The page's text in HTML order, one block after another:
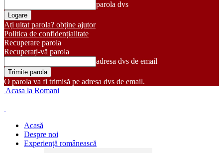
parola dvs
Ați uitat parola? obține ajutor
Politica de confidențialitate
Recuperare parola
Recuperați-vă parola
adresa dvs de email
O parola va fi trimisă pe adresa dvs de email.
Acasa la Romani
Acasă
Despre noi
Experiență românească